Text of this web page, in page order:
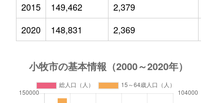
2015
149,462 2,379
2020
148,831 2,369